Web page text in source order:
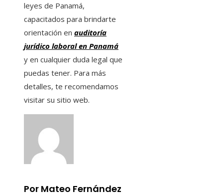
leyes de Panamá,
capacitados para brindarte
orientación en auditoría
jurídico laboral en Panamá
y en cualquier duda legal que
puedas tener. Para más
detalles, te recomendamos
visitar su sitio web.
Por Mateo Fernández